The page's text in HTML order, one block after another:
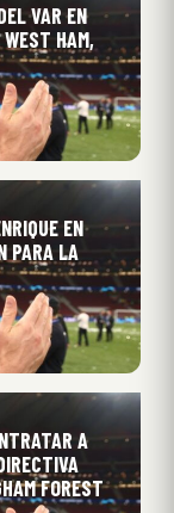
VAR EN
HAM,
EN
PARA LA
A
FOREST